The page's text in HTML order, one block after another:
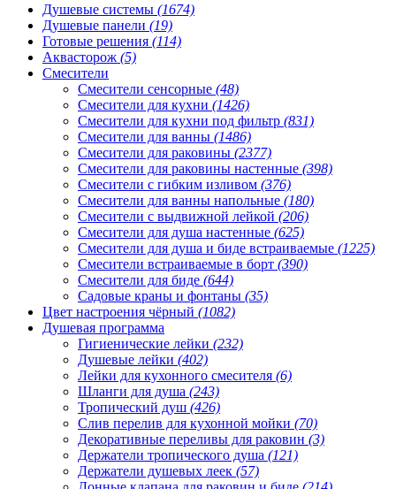
Душевые системы (1674)
Душевые панели (19)
Готовые решения (114)
Аквасторож (5)
Смесители
Смесители сенсорные (48)
Смесители для кухни (1426)
Смесители для кухни под фильтр (831)
Смесители для ванны (1486)
Смесители для раковины (2377)
Смесители для раковины настенные (398)
Смесители с гибким изливом (376)
Смесители для ванны напольные (180)
Смесители с выдвижной лейкой (206)
Смесители для душа настенные (625)
Смесители для душа и биде встраиваемые (1225)
Смесители встраиваемые в борт (390)
Смесители для биде (644)
Садовые краны и фонтаны (35)
Цвет настроения чёрный (1082)
Душевая программа
Гигиенические лейки (232)
Душевые лейки (402)
Лейки для кухонного смесителя (6)
Шланги для душа (243)
Тропический душ (426)
Слив перелив для кухонной мойки (70)
Декоративные переливы для раковин (3)
Держатели тропического душа (121)
Держатели душевых леек (57)